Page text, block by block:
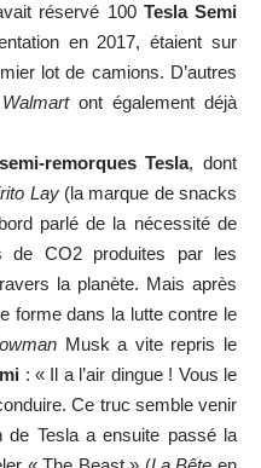
réservé 100 Tesla Semi
en 2017, étaient sur
lot de camions. D’autres
Walmart ont également déjà
semi-remorques Tesla, dont
Lay(la marque de snacks
parlé de la nécessité de
de CO2 produites par les
la planète. Mais après
forme dans la lutte contre le
Musk a vite repris le
: « Il a l’air dingue ! Vous le
Ce truc semble venir
Tesla a ensuite passé la